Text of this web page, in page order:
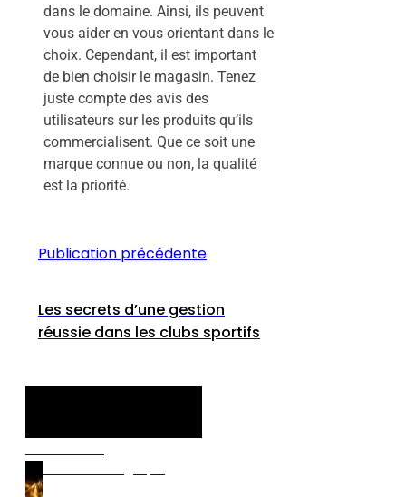
dans le domaine. Ainsi, ils peuvent
vous aider en vous orientant dans le
choix. Cependant, il est important
de bien choisir le magasin. Tenez
juste compte des avis des
utilisateurs sur les produits qu’ils
commercialisent. Que ce soit une
marque connue ou non, la qualité
est la priorité.
Publication précédente
Les secrets d’une gestion
réussie dans les clubs sportifs